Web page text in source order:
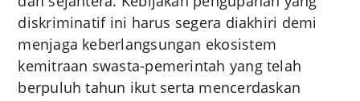
diskriminatif ini harus segera diakhiri demi
menjaga keberlangsungan ekosistem
kemitraan swasta-pemerintah yang telah
berpuluh tahun ikut serta mencerdaskan